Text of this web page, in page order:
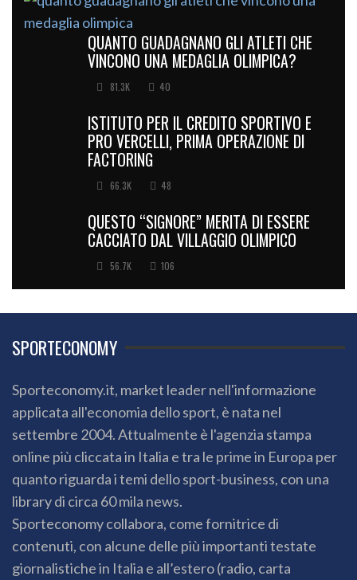
QUANTO GUADAGNANO GLI ATLETI CHE
VINCONO UNA MEDAGLIA OLIMPICA?
81.3K 40
ISTITUTO PER IL CREDITO SPORTIVO E
PRO VERCELLI, PRIMA OPERAZIONE DI
FACTORING
66.3K 48
QUESTO “SIGNORE” MERITA DI ESSERE
CACCIATO DAL VILLAGGIO OLIMPICO
56.7K 106
SPORTECONOMY
Sporteconomy.it, market leader nell'informazione
applicata all'economia dello sport, è nata nel
settembre 2004. Attualmente è l'agenzia stampa
online più cliccata in Italia e tra le prime in Europa per
quanto riguarda i temi dello sport-business, con una
library di circa 60 mila news.
Sporteconomy collabora, come fornitrice di
contenuti, con alcune delle più importanti testate
giornalistiche in Italia e all’estero (radio, carta